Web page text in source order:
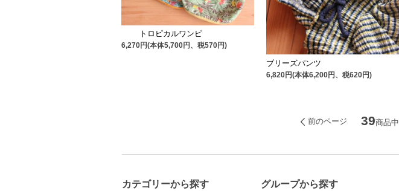
トロピカルワンピ
6,270円(本体5,700円、税570円)
ブリーズパンツ
6,820円(本体6,200円、税620円)
前のページ 39商品中
カテゴリーから探す グループから探す